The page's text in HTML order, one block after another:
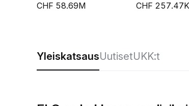
58.69M 257.47K
YleiskatsausUutisetUKK:t